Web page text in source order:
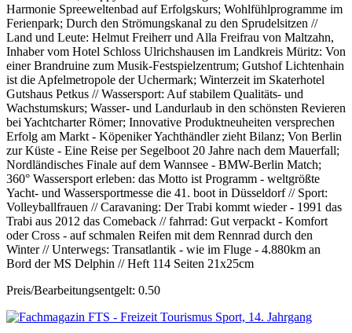
Harmonie Spreeweltenbad auf Erfolgskurs; Wohlfühlprogramme im
Ferienpark; Durch den Strömungskanal zu den Sprudelsitzen //
Land und Leute: Helmut Freiherr und Alla Freifrau von Maltzahn,
Inhaber vom Hotel Schloss Ulrichshausen im Landkreis Müritz: Von
einer Brandruine zum Musik-Festspielzentrum; Gutshof Lichtenhain
ist die Apfelmetropole der Uchermark; Winterzeit im Skaterhotel
Gutshaus Petkus // Wassersport: Auf stabilem Qualitäts- und
Wachstumskurs; Wasser- und Landurlaub in den schönsten Revieren
bei Yachtcharter Römer; Innovative Produktneuheiten versprechen
Erfolg am Markt - Köpeniker Yachthändler zieht Bilanz; Von Berlin
zur Küste - Eine Reise per Segelboot 20 Jahre nach dem Mauerfall;
Nordländisches Finale auf dem Wannsee - BMW-Berlin Match;
360° Wassersport erleben: das Motto ist Programm - weltgrößte
Yacht- und Wassersportmesse die 41. boot in Düsseldorf // Sport:
Volleyballfrauen // Caravaning: Der Trabi kommt wieder - 1991 das
Trabi aus 2012 das Comeback // fahrrad: Gut verpackt - Komfort
oder Cross - auf schmalen Reifen mit dem Rennrad durch den
Winter // Unterwegs: Transatlantik - wie im Fluge - 4.880km an
Bord der MS Delphin // Heft 114 Seiten 21x25cm
Preis/Bearbeitungsentgelt: 0.50